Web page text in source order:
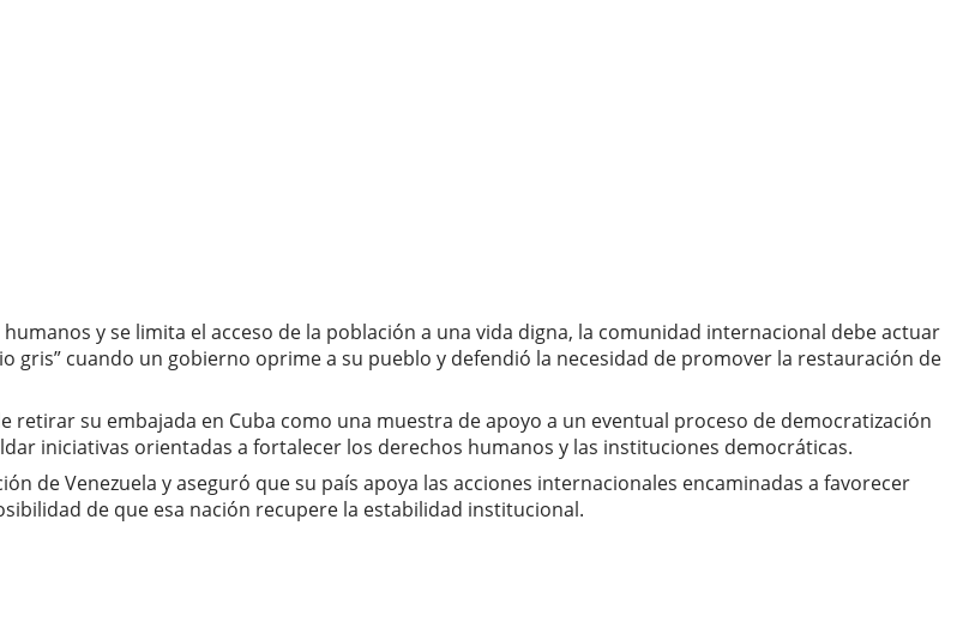
y se limita el acceso de la población a una vida digna, la comunidad internacional debe actuar
gris” cuando un gobierno oprime a su pueblo y defendió la necesidad de promover la restauración de
retirar su embajada en Cuba como una muestra de apoyo a un eventual proceso de democratización
iniciativas orientadas a fortalecer los derechos humanos y las instituciones democráticas.
de Venezuela y aseguró que su país apoya las acciones internacionales encaminadas a favorecer
de que esa nación recupere la estabilidad institucional.